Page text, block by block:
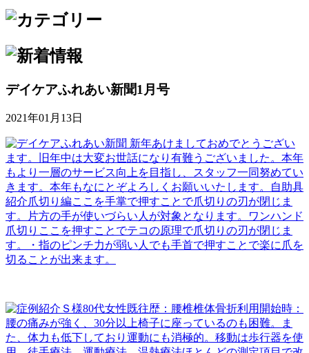
デイケアふれあい新聞1月号
2021年01月13日